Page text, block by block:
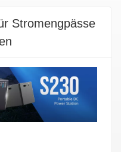
Stromengpässe